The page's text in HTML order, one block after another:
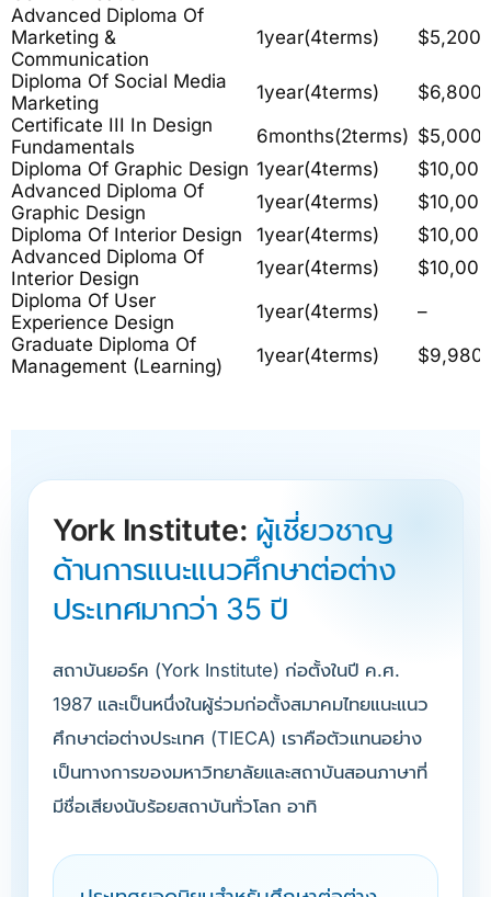
Advanced Diploma Of
Marketing &
Communication
1year(4terms)
$5,200
Diploma Of Social Media
Marketing
1year(4terms)
$6,800
Certificate III In Design
Fundamentals
6months(2terms) $5,000
Diploma Of Graphic Design 1year(4terms)
$10,000
Advanced Diploma Of
Graphic Design
1year(4terms)
$10,000
Diploma Of Interior Design
1year(4terms)
$10,000
Advanced Diploma Of
Interior Design
1year(4terms)
$10,000
Diploma Of User
Experience Design
1year(4terms)
–
Graduate Diploma Of
Management (Learning)
1year(4terms) $9,980
York Institute: ผู้เชี่ยวชาญ
ด้านการแนะแนวศึกษาต่อต่าง
ประเทศมากว่า 35 ปี
สถาบันยอร์ค (York Institute) ก่อตั้งในปี ค.ศ.
1987 และเป็นหนึ่งในผู้ร่วมก่อตั้งสมาคมไทยแนะแนว
ศึกษาต่อต่างประเทศ (TIECA) เราคือตัวแทนอย่าง
เป็นทางการของมหาวิทยาลัยและสถาบันสอนภาษาที่
มีชื่อเสียงนับร้อยสถาบันทั่วโลก อาทิ